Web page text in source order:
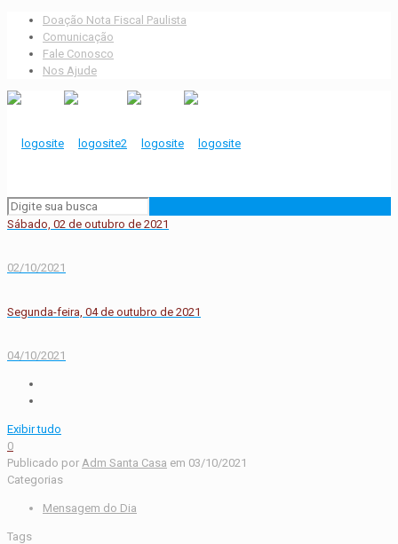
Doação Nota Fiscal Paulista
Comunicação
Fale Conosco
Nos Ajude
Sábado, 02 de outubro de 2021
02/10/2021
Segunda-feira, 04 de outubro de 2021
04/10/2021
Exibir tudo
0
Publicado por Adm Santa Casa em 03/10/2021
Categorias
Mensagem do Dia
Tags